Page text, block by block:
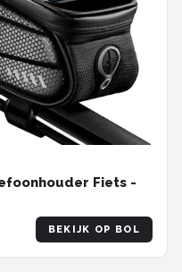
Fiets -
BEKIJK OP BOL